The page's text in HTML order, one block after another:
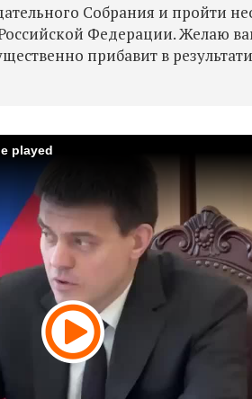
Собрания и пройти
Федерации. Желаю
прибавит в
played